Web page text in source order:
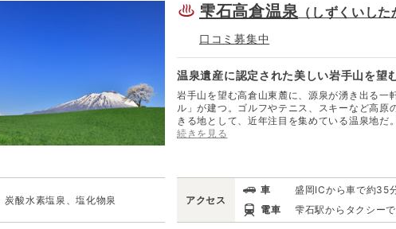
雫石高倉温泉 （ しずくいした
口コミ募集中
温泉遺産に認定された美しい岩手山を望
岩手山を望む高倉山東麓に、源泉が湧き出る一
ル」が建つ。ゴルフやテニス、スキーなど高原
きる地として、近年注目を集めている温泉地だ
にゆったりと温泉に浸かれば体の中からリフレ
「南部富士」としても名高い均整のとれた「表
る姿は悠然かつ毅然とした「裏岩手」と呼ばれている。 富士山
れているように見えることから、別名「南部片
信仰の対象であり、岩手の人々の心の故郷でも
続きを見る
炭酸水素塩泉、塩化物泉 アクセス
車
盛岡ICから車で約35
電車
雫石駅からタクシー